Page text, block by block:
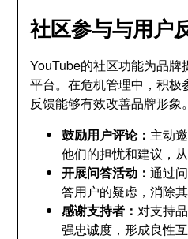
社区参与与用户
YouTube的社区功能为品
平台。在危机管理中，积极
反馈能够有效改善品牌形象。
鼓励用户评论： 主动
他们的担忧和建议，
开展问答活动：通过
答用户的疑虑，消除其
感谢支持者：对支持
强忠诚度，形成良性互